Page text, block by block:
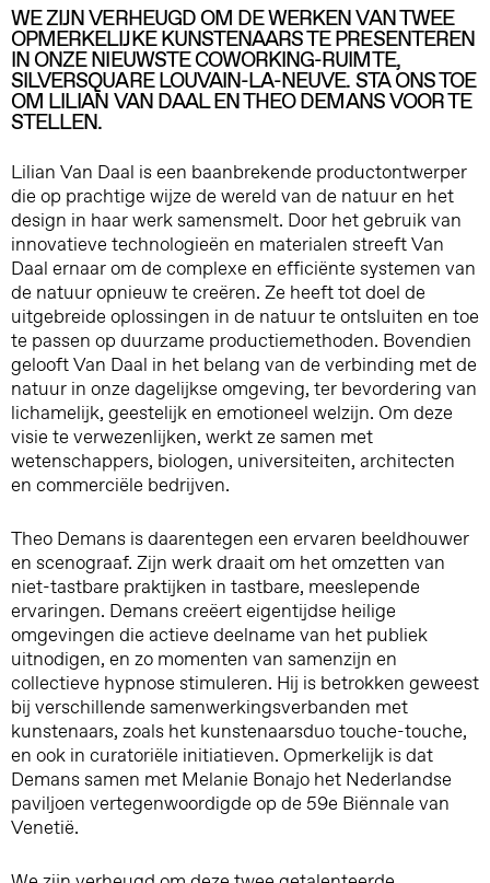
WE ZIJN VERHEUGD OM DE WERKEN VAN TWEE
OPMERKELIJKE KUNSTENAARS TE PRESENTEREN
IN ONZE NIEUWSTE COWORKING-RUIMTE,
SILVERSQUARE LOUVAIN-LA-NEUVE. STA ONS TOE
OM LILIAN VAN DAAL EN THEO DEMANS VOOR TE
STELLEN.
Lilian Van Daal is een baanbrekende productontwerper
die op prachtige wijze de wereld van de natuur en het
design in haar werk samensmelt. Door het gebruik van
innovatieve technologieën en materialen streeft Van
Daal ernaar om de complexe en efficiënte systemen van
de natuur opnieuw te creëren. Ze heeft tot doel de
uitgebreide oplossingen in de natuur te ontsluiten en toe
te passen op duurzame productiemethoden. Bovendien
gelooft Van Daal in het belang van de verbinding met de
natuur in onze dagelijkse omgeving, ter bevordering van
lichamelijk, geestelijk en emotioneel welzijn. Om deze
visie te verwezenlijken, werkt ze samen met
wetenschappers, biologen, universiteiten, architecten
en commerciële bedrijven.
Theo Demans is daarentegen een ervaren beeldhouwer
en scenograaf. Zijn werk draait om het omzetten van
niet-tastbare praktijken in tastbare, meeslepende
ervaringen. Demans creëert eigentijdse heilige
omgevingen die actieve deelname van het publiek
uitnodigen, en zo momenten van samenzijn en
collectieve hypnose stimuleren. Hij is betrokken geweest
bij verschillende samenwerkingsverbanden met
kunstenaars, zoals het kunstenaarsduo touche-touche,
en ook in curatoriële initiatieven. Opmerkelijk is dat
Demans samen met Melanie Bonajo het Nederlandse
paviljoen vertegenwoordigde op de 59e Biënnale van
Venetië.